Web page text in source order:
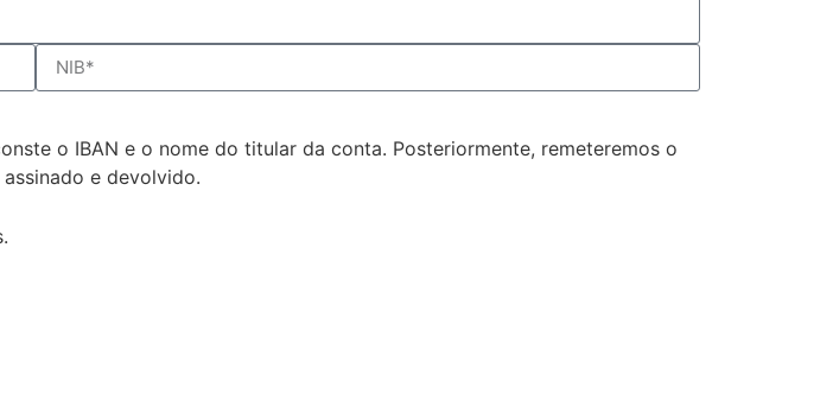
o IBAN e o nome do titular da conta. Posteriormente, remeteremos o
e devolvido.